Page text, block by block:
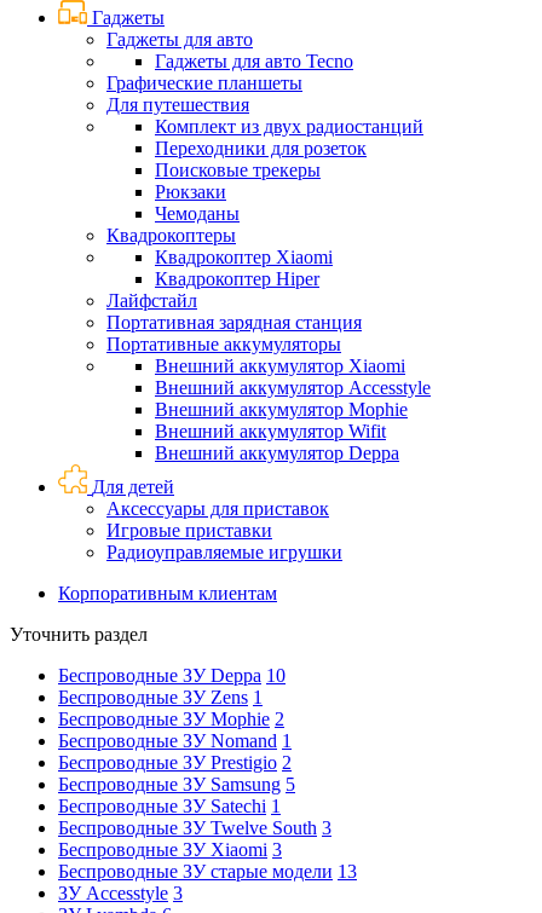
Гаджеты
Гаджеты для авто
Гаджеты для авто Tecno
Графические планшеты
Для путешествия
Комплект из двух радиостанций
Переходники для розеток
Поисковые трекеры
Рюкзаки
Чемоданы
Квадрокоптеры
Квадрокоптер Xiaomi
Квадрокоптер Hiper
Лайфстайл
Портативная зарядная станция
Портативные аккумуляторы
Внешний аккумулятор Xiaomi
Внешний аккумулятор Accesstyle
Внешний аккумулятор Mophie
Внешний аккумулятор Wifit
Внешний аккумулятор Deppa
Для детей
Аксессуары для приставок
Игровые приставки
Радиоуправляемые игрушки
Корпоративным клиентам
Уточнить раздел
Беспроводные ЗУ Deppa 10
Беспроводные ЗУ Zens 1
Беспроводные ЗУ Mophie 2
Беспроводные ЗУ Nomand 1
Беспроводные ЗУ Prestigio 2
Беспроводные ЗУ Samsung 5
Беспроводные ЗУ Satechi 1
Беспроводные ЗУ Twelve South 3
Беспроводные ЗУ Xiaomi 3
Беспроводные ЗУ старые модели 13
ЗУ Accesstyle 3